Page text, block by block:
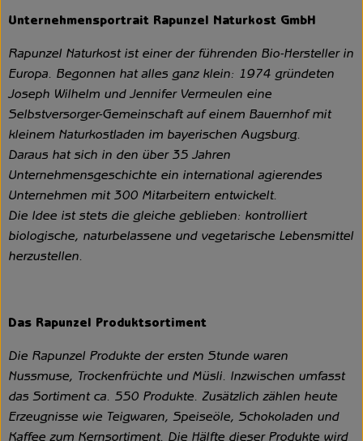
Unternehmensportrait Rapunzel Naturkost GmbH
Rapunzel Naturkost ist einer der führenden Bio-Hersteller in
Europa. Begonnen hat alles ganz klein: 1974 gründeten
Joseph Wilhelm und Jennifer Vermeulen eine
Selbstversorger-Gemeinschaft auf einem Bauernhof mit
kleinem Naturkostladen im bayerischen Augsburg.
Daraus hat sich in den über 35 Jahren
Unternehmensgeschichte ein international agierendes
Unternehmen mit 300 Mitarbeitern entwickelt.
Die Idee ist stets die gleiche geblieben: kontrolliert
biologische, naturbelassene und vegetarische Lebensmittel
herzustellen.
Das Rapunzel Produktsortiment
Die Rapunzel Produkte der ersten Stunde waren
Nussmuse, Trockenfrüchte und Müsli. Inzwischen umfasst
das Sortiment ca. 550 Produkte. Zusätzlich zählen heute
Erzeugnisse wie Teigwaren, Speiseöle, Schokoladen und